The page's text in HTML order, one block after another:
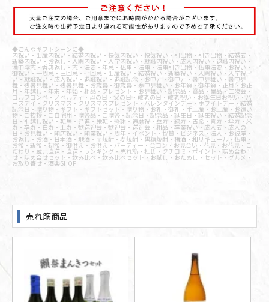
◆こんなギフトシーンに◆
内祝い・出産内祝い・結婚内祝い・快気内祝い・快気祝い・引出物・引き出物・結婚式・
新築内祝い・お返し・入園内祝い・入学内祝い・就職内祝い・成人内祝い・退職内祝い・
満中陰志・香典返し・志・法要・年忌・仏事・法事・法事引き出物・仏事法要・お祝い・
御祝い・一周忌・三回忌・七回忌・出産祝い・結婚祝い・新築祝い・入園祝い・入学祝
い・就職祝い・成人祝い・退職祝い・退職記念・お中元・御中元・暑中見舞い・暑中見
舞・残暑見舞い・残暑見舞・お歳暮・御歳暮・寒中見舞い・お年賀・御年賀・正月・お正
月・年越し・年末・年始・粗品・プレゼント・お見舞い・記念品・賞品・景品・二次会・
ゴルフコンペ・ノベルティ・母の日・父の日・敬老の日・敬老祝い・お誕生日お祝い・バ
ースデイ・クリスマス・クリスマスプレゼント・バレンタインデー・ホワイトデー・結婚
記念日・贈り物・ギフト・ギフトセット・贈り物・お礼・御礼・手土産・お土産・お遣い
物・ご挨拶・ご自宅用・贈答品・ご贈答・記念日・記念品・誕生日・誕生祝い・結婚記念
日・引越し祝い・転居・昇進・栄転・感謝・還暦祝・華寿・緑寿・古希・喜寿・傘寿・米
寿・卒寿・白寿・上寿・歓送迎会・歓迎会・送迎会・粗品・卒業祝い・成人式・成人の
日・お見舞い・開店祝い・開業祝い・周年・イベント・協賛・ビジネス・法人・お彼岸・
お返し・お酒・日本酒・地酒・芋焼酎・麦焼酎・黒糖焼酎・梅酒・和リキュール・仏事・
お盆・新盆・初盆・御供え・お供え・パーティー・合コン・お見合い・花見・お花見・こ
だわり・蔵元直送・直送・ランキング・売れ筋・杜氏・クチコミ・ポイント・詰め合わ
せ・詰め合せセット・飲み比べ・飲み比べセット・お試し・おためし・セット・グルメ・
お取り寄せ・酒楽SHOP
売れ筋商品